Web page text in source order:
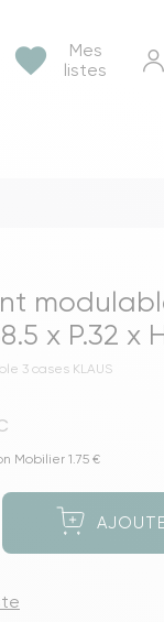
Mes
listes
favorite
Tables
Tables
x P.32 x
3 cases KLAUS
Mobilier 1.75 €